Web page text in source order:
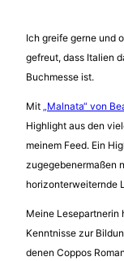
Ich greife gerne und
gefreut, dass Italien
Buchmesse ist.
Mit „Malnata“ von
Highlight aus den
meinem Feed. Ein
zugegebenermaßen
horizonterweiternde
Meine Lesepartnerin
Kenntnisse zur
denen Coppos